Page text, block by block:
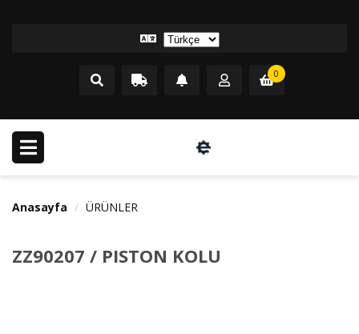
0
Anasayfa ÜRÜNLER
ZZ90207 / PISTON KOLU